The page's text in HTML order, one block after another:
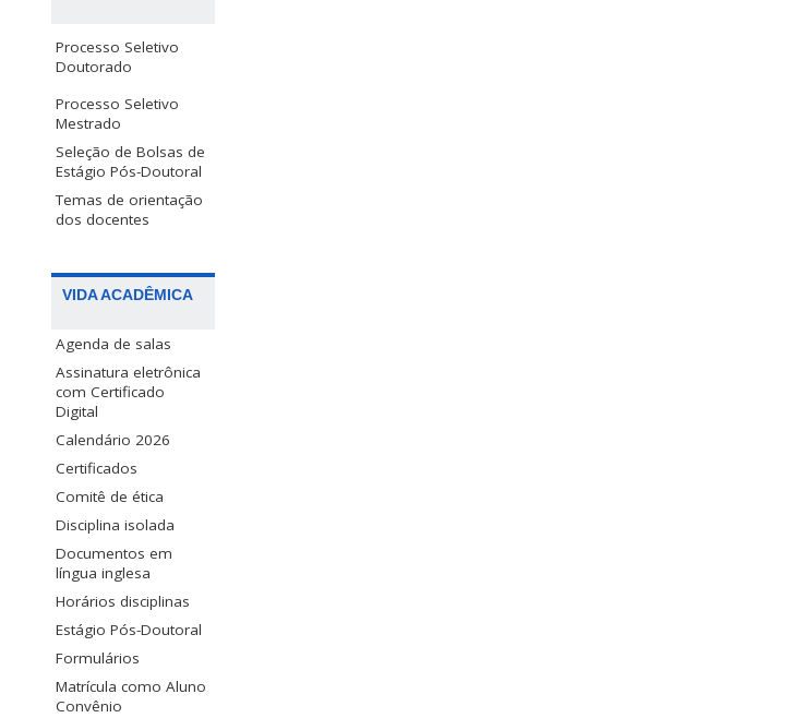
Processo Seletivo
Doutorado
Processo Seletivo
Mestrado
Seleção de Bolsas de
Estágio Pós-Doutoral
Temas de orientação
dos docentes
VIDA ACADÊMICA
Agenda de salas
Assinatura eletrônica
com Certificado
Digital
Calendário 2026
Certificados
Comitê de ética
Disciplina isolada
Documentos em
língua inglesa
Horários disciplinas
Estágio Pós-Doutoral
Formulários
Matrícula como Aluno
Convênio